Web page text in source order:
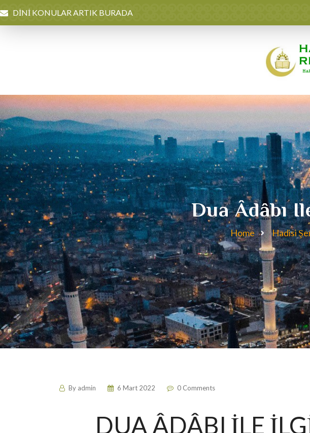
DİNİ KONULAR ARTIK BURADA
Dua Âdâbı
Home Hadisi
By admin 6 Mart 2022 0 Comments
DUA ÂDÂBI İLE